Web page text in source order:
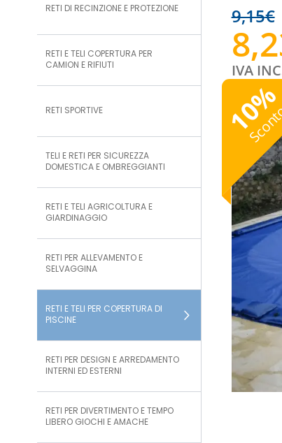
RETI DI RECINZIONE E PROTEZIONE
RETI E TELI COPERTURA PER
CAMION E RIFIUTI
RETI SPORTIVE
TELI E RETI PER SICUREZZA
DOMESTICA E OMBREGGIANTI
RETI E TELI AGRICOLTURA E
GIARDINAGGIO
RETI PER ALLEVAMENTO E
SELVAGGINA
RETI E TELI PER COPERTURA DI
PISCINE
RETI PER DESIGN E ARREDAMENTO
INTERNI ED ESTERNI
RETI PER DIVERTIMENTO E TEMPO
LIBERO GIOCHI E AMACHE
9,15€
IVA
10
%